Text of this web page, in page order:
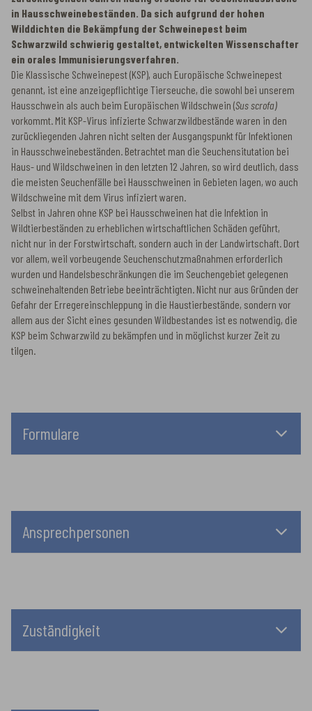
waren in den
zurückliegenden Jahren
häufig Ursache für
Seuchenausbrüche in
Hausschweinebeständen. Da sich aufgrund der hohen
Wilddichten die Bekämpfung der Schweinepest beim
Schwarzwild schwierig gestaltet, entwickelten Wissenschafter
ein orales Immunisierungsverfahren.
Die Klassische Schweinepest (KSP), auch Europäische Schweinepest
genannt, ist eine anzeigepflichtige Tierseuche, die sowohl bei unserem
Hausschwein als auch beim Europäischen Wildschwein (Sus scrofa)
vorkommt. Mit KSP-Virus infizierte Schwarzwildbestände waren in den
zurückliegenden Jahren nicht selten der Ausgangspunkt für Infektionen
in Hausschweinebeständen. Betrachtet man die Seuchensitutation bei
Haus- und Wildschweinen in den letzten 12 Jahren, so wird deutlich, dass
die meisten Seuchenfälle bei Hausschweinen in Gebieten lagen, wo auch
Wildschweine mit dem Virus infiziert waren.
Selbst in Jahren ohne KSP bei Hausschweinen hat die Infektion in
Wildtierbeständen zu erheblichen wirtschaftlichen Schäden geführt,
nicht nur in der Forstwirtschaft, sondern auch in der Landwirtschaft. Dort
vor allem, weil vorbeugende Seuchenschutzmaßnahmen erforderlich
wurden und Handelsbeschränkungen die im Seuchengebiet gelegenen
schweinehaltenden Betriebe beeinträchtigten. Nicht nur aus Gründen der
tilgen.